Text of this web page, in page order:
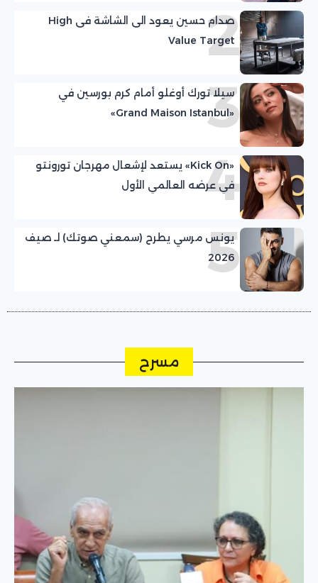
2
صدام حسين يعود الى الشاشة فى High
Value Target
3
سيلا تورك أوغلو أمام كرم بورسين في
«Grand Maison Istanbul»
4
«Kick On» يستعد لإشعال مهرجان تورونتو
في عرضه العالمي الأول
5
يونس مرسي يطرح (سمعني صوتك) لـ صيف
2026
مسرح